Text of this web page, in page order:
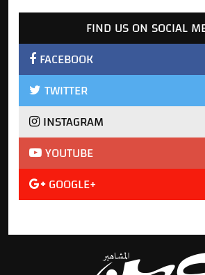
FIND US ON SOCIAL
FACEBOOK
TWITTER
INSTAGRAM
YOUTUBE
GOOGLE+